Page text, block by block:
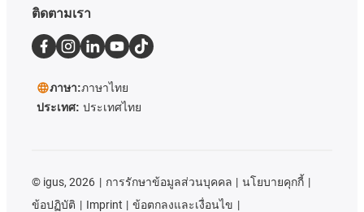
ติดตามเรา
ภาษา:ภาษาไทย
ประเทศ: ประเทศไทย
© igus, 2026 การรักษาข้อมูลส่วนบุคคล
นโยบายคุกกี้
ข้อปฏิบัติ
Imprint
ข้อตกลงและเงื่อนไข